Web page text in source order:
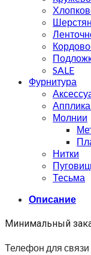
SALE
Фурнитура
Молнии
Нитки
Тесьма
Описание
Минимальный
Телефон для